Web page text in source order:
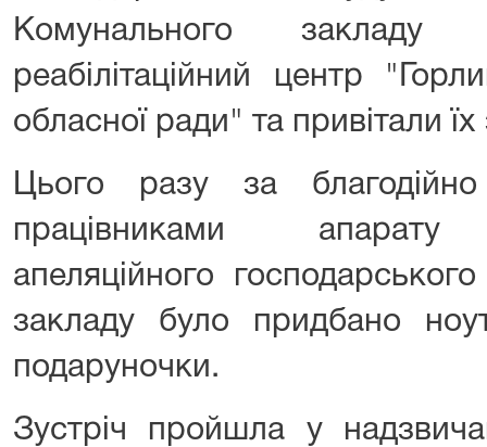
Комунального закладу
реабілітаційний центр
обласної ради" та привітали
Цього разу за
працівниками апарату
апеляційного
закладу було придбано
подаруночки.
Зустріч пройшла у